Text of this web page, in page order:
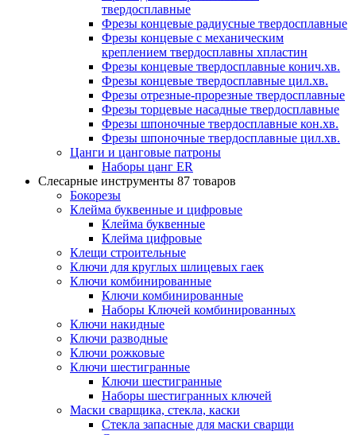
твердосплавные
Фрезы концевые радиусные твердосплавные
Фрезы концевые с механическим
креплением твердосплавны хпластин
Фрезы концевые твердосплавные конич.хв.
Фрезы концевые твердосплавные цил.хв.
Фрезы отрезные-прорезные твердосплавные
Фрезы торцевые насадные твердосплавные
Фрезы шпоночные твердосплавные кон.хв.
Фрезы шпоночные твердосплавные цил.хв.
Цанги и цанговые патроны
Наборы цанг ER
Слесарные инструменты 87 товаров
Бокорезы
Клейма буквенные и цифровые
Клейма буквенные
Клейма цифровые
Клещи строительные
Ключи для круглых шлицевых гаек
Ключи комбинированные
Ключи комбинированные
Наборы Ключей комбинированных
Ключи накидные
Ключи разводные
Ключи рожковые
Ключи шестигранные
Ключи шестигранные
Наборы шестигранных ключей
Маски сварщика, стекла, каски
Стекла запасные для маски сварщи